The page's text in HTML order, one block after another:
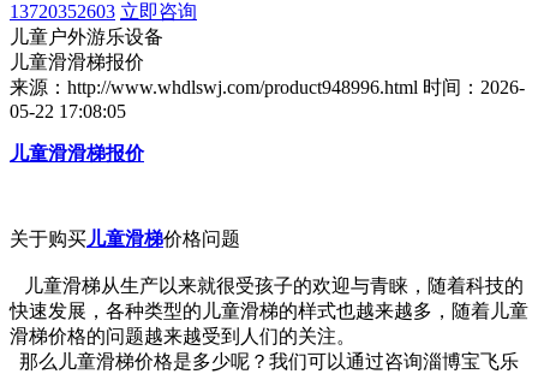
13720352603 立即咨询
儿童户外游乐设备
儿童滑滑梯报价
来源：http://www.whdlswj.com/product948996.html 时间：2026-
05-22 17:08:05
儿童滑滑梯报价
关于购买儿童滑梯价格问题
儿童滑梯从生产以来就很受孩子的欢迎与青睐，随着科技的
快速发展，各种类型的儿童滑梯的样式也越来越多，随着儿童
滑梯价格的问题越来越受到人们的关注。
那么儿童滑梯价格是多少呢？我们可以通过咨询淄博宝飞乐